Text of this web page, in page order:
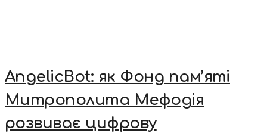
AngelicBot: як Фонд пам’яті
Митрополита Мефодія
розвиває цифрову